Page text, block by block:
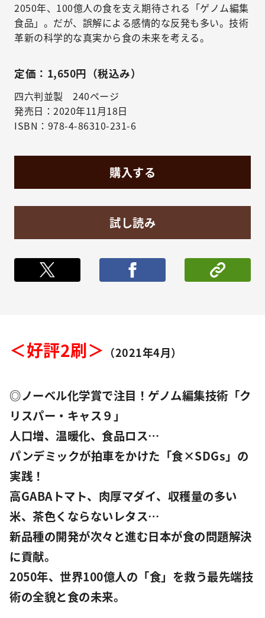
2050年、100億人の食を支え期待される「ゲノム編集
食品」。だが、誤解による感情的な反発も多い。技術
革新の科学的な真実から食の未来を考える。
定価：1,650円（税込み）
四六判並製 240ページ
発売日：2020年11月18日
ISBN：978-4-86310-231-6
購入する
試し読み
ポストする シェア
＜好評2刷＞ （2021年4月）
◎ノーベル化学賞で注目！ゲノム編集技術「ク
リスパー・キャス９」
人口増、温暖化、食品ロス…
パンデミックが拍車をかけた「食×SDGs」の
実践！
高GABAトマト、肉厚マダイ、収穫量の多い
米、茶色くならないレタス…
新品種の開発が次々と進む日本が食の問題解決
に貢献。
2050年、世界100億人の「食」を救う最先端技
術の全貌と食の未来。